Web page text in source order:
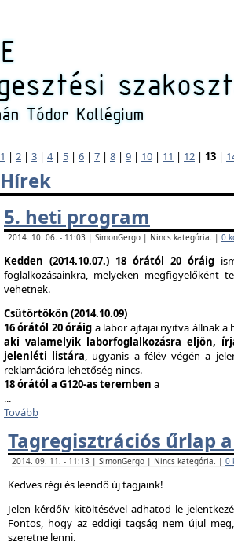
1 | 2 | 3 | 4| 5 | 6 | 7 | 8 | 9 | 10 | 11 | 12 | 13 |
Hírek
5. heti program
2014. 10. 06. - 11:03 | SimonGergo | Nincs kategória. | 0
Kedden (2014.10.07.) 18 órától 20 óráig
foglalkozásainkra, melyeken megfigyelőként
vehetnek.
Csütörtökön (2014.10.09)
16 órától 20 óráig a labor ajtajai nyitva állnak a
aki valamelyik laborfoglalkozásra eljön,
jelenléti listára, ugyanis a félév végén a
reklamációra lehetőség nincs.
18 órától a G120-as teremben a
...
Tovább
Tagregisztrációs űrlap
2014. 09. 11. - 11:13 | SimonGergo | Nincs kategória. | 0
Kedves régi és leendő új tagjaink!
Jelen kérdőív kitöltésével adhatod le
Fontos, hogy az eddigi tagság nem újul
szeretne lenni.